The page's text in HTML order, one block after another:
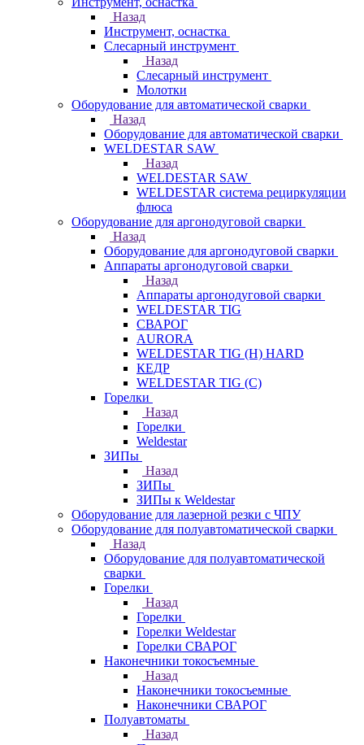
Назад
Инструмент, оснастка
Слесарный инструмент
Назад
Слесарный инструмент
Молотки
Оборудование для автоматической сварки
Назад
Оборудование для автоматической сварки
WELDESTAR SAW
Назад
WELDESTAR SAW
WELDESTAR система рециркуляции
флюса
Оборудование для аргонодуговой сварки
Назад
Оборудование для аргонодуговой сварки
Аппараты аргонодуговой сварки
Назад
Аппараты аргонодуговой сварки
WELDESTAR TIG
СВАРОГ
AURORA
WELDESTAR TIG (H) HARD
КЕДР
WELDESTAR TIG (С)
Горелки
Назад
Горелки
Weldestar
ЗИПы
Назад
ЗИПы
ЗИПы к Weldestar
Оборудование для лазерной резки с ЧПУ
Оборудование для полуавтоматической сварки
Назад
Оборудование для полуавтоматической
сварки
Горелки
Назад
Горелки
Горелки Weldestar
Горелки СВАРОГ
Наконечники токосъемные
Назад
Наконечники токосъемные
Наконечники СВАРОГ
Полуавтоматы
Назад